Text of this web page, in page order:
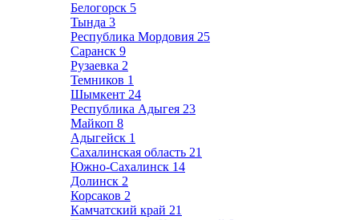
Белогорск 5
Тында 3
Республика Мордовия 25
Саранск 9
Рузаевка 2
Темников 1
Шымкент 24
Республика Адыгея 23
Майкоп 8
Адыгейск 1
Сахалинская область 21
Южно-Сахалинск 14
Долинск 2
Корсаков 2
Камчатский край 21